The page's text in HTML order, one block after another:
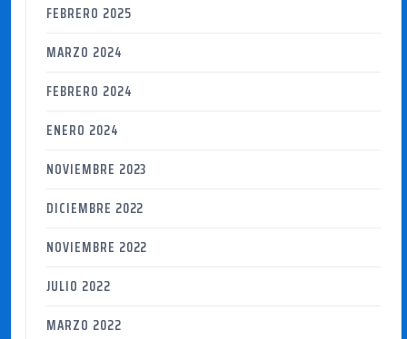
FEBRERO 2025
MARZO 2024
FEBRERO 2024
ENERO 2024
NOVIEMBRE 2023
DICIEMBRE 2022
NOVIEMBRE 2022
JULIO 2022
MARZO 2022